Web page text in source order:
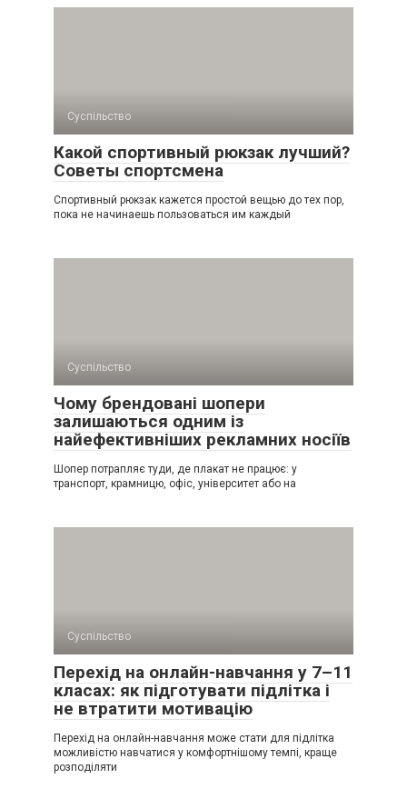
Суспільство
Какой спортивный рюкзак лучший?
Советы спортсмена
Спортивный рюкзак кажется простой вещью до тех пор,
пока не начинаешь пользоваться им каждый
Суспільство
Чому брендовані шопери
залишаються одним із
найефективніших рекламних носіїв
Шопер потрапляє туди, де плакат не працює: у
транспорт, крамницю, офіс, університет або на
Суспільство
Перехід на онлайн-навчання у 7–11
класах: як підготувати підлітка і
не втратити мотивацію
Перехід на онлайн-навчання може стати для підлітка
можливістю навчатися у комфортнішому темпі, краще
розподіляти